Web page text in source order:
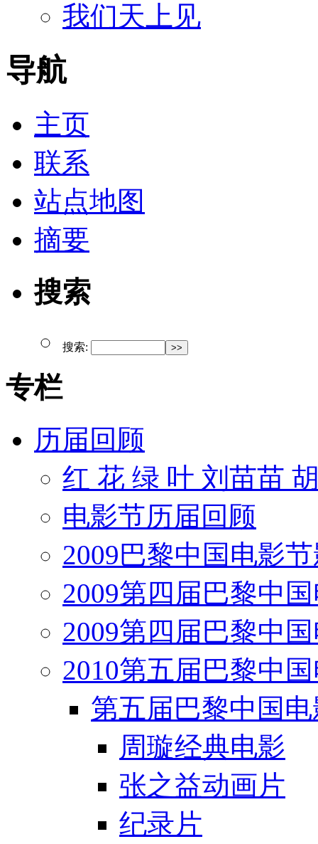
我们天上见
导航
主页
联系
站点地图
摘要
搜索
搜索:
专栏
历届回顾
红 花 绿 叶 刘苗苗
电影节历届回顾
2009巴黎中国电影
2009第四届巴黎中
2009第四届巴黎中
2010第五届巴黎中
第五届巴黎中国
周璇经典电影
张之益动画片
纪录片